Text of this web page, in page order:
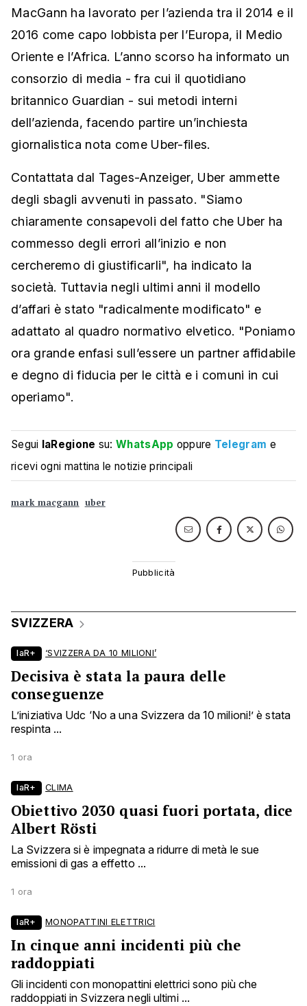
MacGann ha lavorato per l’azienda tra il 2014 e il
2016 come capo lobbista per l’Europa, il Medio
Oriente e l’Africa. L’anno scorso ha informato un
consorzio di media - fra cui il quotidiano
britannico Guardian - sui metodi interni
dell’azienda, facendo partire un’inchiesta
giornalistica nota come Uber-files.
Contattata dal Tages-Anzeiger, Uber ammette
degli sbagli avvenuti in passato. "Siamo
chiaramente consapevoli del fatto che Uber ha
commesso degli errori all’inizio e non
cercheremo di giustificarli", ha indicato la
società. Tuttavia negli ultimi anni il modello
d’affari è stato "radicalmente modificato" e
adattato al quadro normativo elvetico. "Poniamo
ora grande enfasi sull’essere un partner affidabile
e degno di fiducia per le città e i comuni in cui
operiamo".
Segui laRegione su:WhatsApp oppure Telegram e
ricevi ogni mattina le notizie principali
mark macgann uber
SVIZZERA
laR+ ‘SVIZZERA DA 10 MILIONI’
Decisiva è stata la paura delle
conseguenze
L’iniziativa Udc ‘No a una Svizzera da 10 milioni!’ è stata
respinta ...
1 ora
laR+ CLIMA
Obiettivo 2030 quasi fuori portata, dice
Albert Rösti
La Svizzera si è impegnata a ridurre di metà le sue
emissioni di gas a effetto ...
1 ora
laR+ MONOPATTINI ELETTRICI
In cinque anni incidenti più che
raddoppiati
Gli incidenti con monopattini elettrici sono più che
raddoppiati in Svizzera negli ultimi ...